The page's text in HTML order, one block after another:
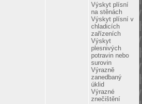
Výskyt plísní
na stěnách
Výskyt plísní v
chladicích
zařízeních
Výskyt
plesnivých
potravin nebo
surovin
Výrazně
zanedbaný
úklid
Výrazné
znečištění